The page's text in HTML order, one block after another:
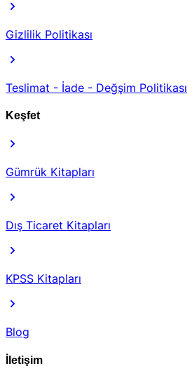
Gizlilik Politikası
Teslimat - İade - Değşim Politikası
Keşfet
Gümrük Kitapları
Dış Ticaret Kitapları
KPSS Kitapları
Blog
İletişim